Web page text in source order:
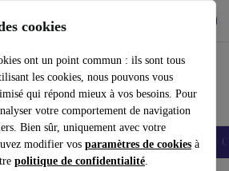
cookies
ont un point commun : ils sont tous
les cookies, nous pouvons vous
qui répond mieux à vos besoins. Pour
votre comportement de navigation
Bien sûr, uniquement avec votre
modifier vos paramètres de cookies à
politique de confidentialité.
et facilement
Tablettes Montres connectées Accessoires